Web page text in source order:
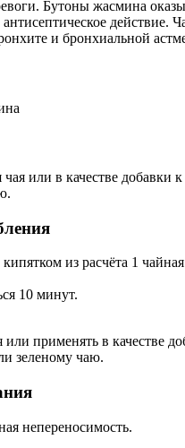
Бутоны жасмина
действие.
и бронхиальной
или в качестве добавки к
из расчёта 1
10 минут.
или применять в качестве
зеленому чаю.
непереносимость.